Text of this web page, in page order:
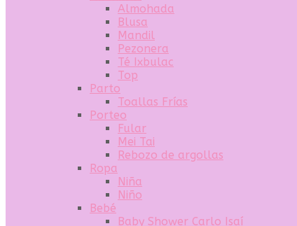
Almohada
Blusa
Mandil
Pezonera
Té Ixbulac
Top
Parto
Toallas Frías
Porteo
Fular
Mei Tai
Rebozo de argollas
Ropa
Niña
Niño
Bebé
Baby Shower Carlo Isaí